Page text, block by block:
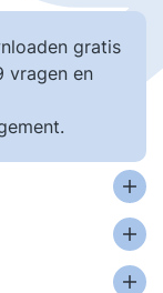
gratis
vragen en